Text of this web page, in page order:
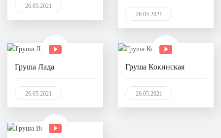
26.05.2021
26.05.2021
Груша Лада
26.05.2021
Груша Кокинская
26.05.2021